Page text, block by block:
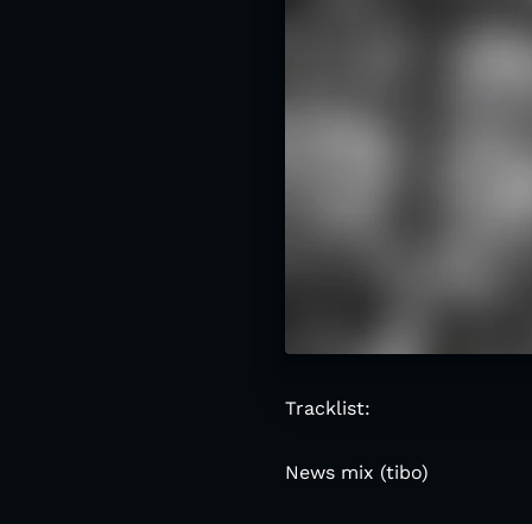
Tracklist:
News mix (tibo)